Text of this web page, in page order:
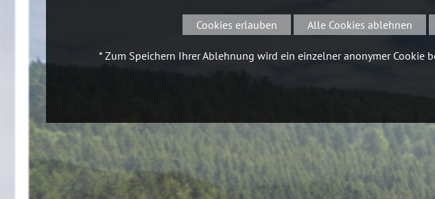
Cookies erlauben Alle Cookies ablehnen
* Zum Speichern Ihrer Ablehnung wird ein einzelner anonymer